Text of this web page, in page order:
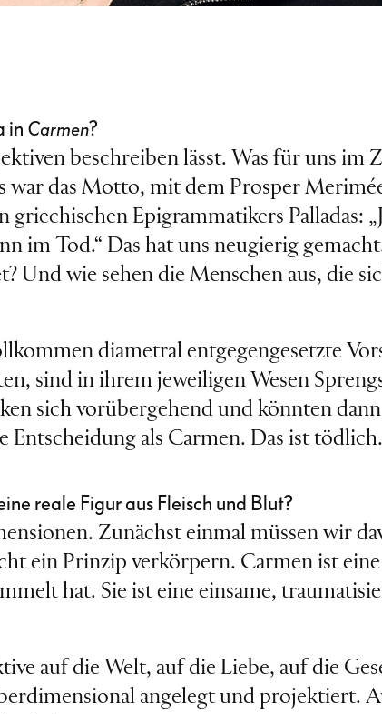
in Carmen?
beschreiben lässt. Was für uns im
war das Motto, mit dem Prosper
Epigrammatikers Palladas:
im Tod.“ Das hat uns neugierig
Und wie sehen die Menschen aus, die
diametral entgegengesetzte
sind in ihrem jeweiligen Wesen
sich vorübergehend und könnten
Entscheidung als Carmen. Das ist tödlich.
reale Figur aus Fleisch und Blut?
Zunächst einmal müssen wir
ein Prinzip verkörpern. Carmen ist eine
hat. Sie ist eine einsame,
auf die Welt, auf die Liebe, auf die
angelegt und projektiert.